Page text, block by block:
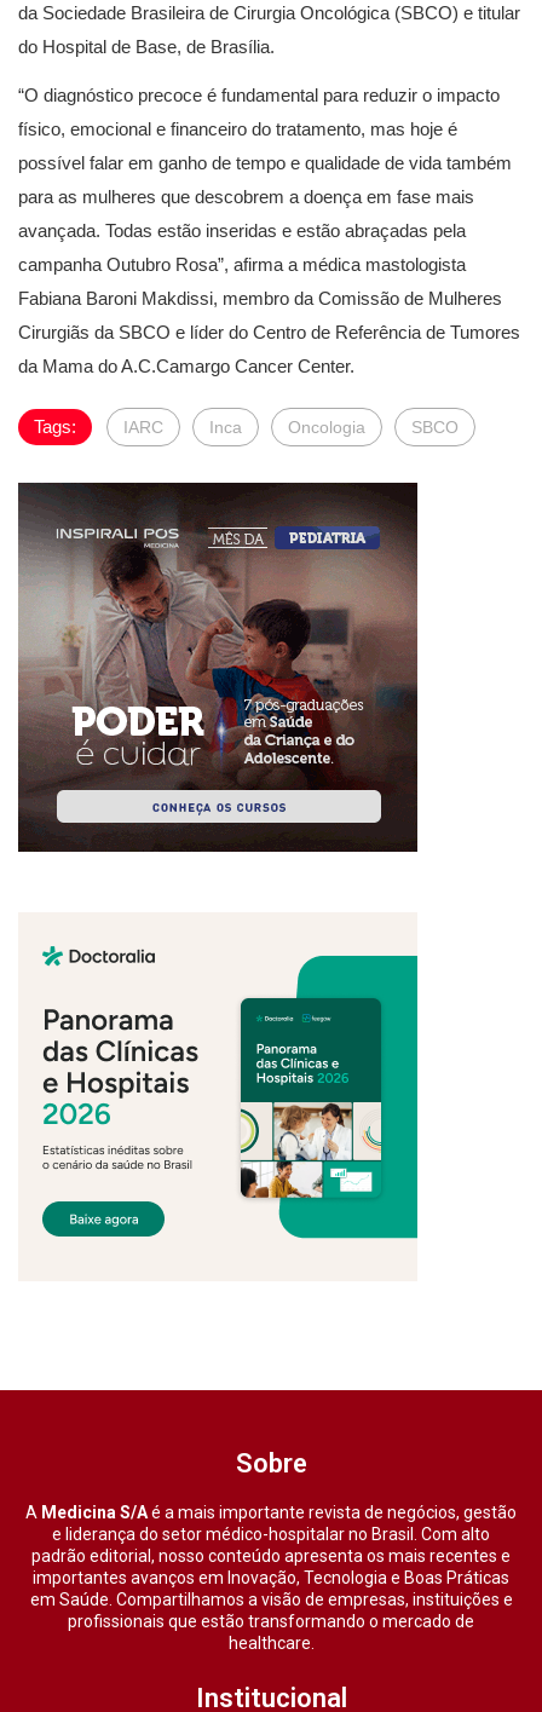
da Sociedade Brasileira de Cirurgia Oncológica (SBCO) e titular
do Hospital de Base, de Brasília.
“O diagnóstico precoce é fundamental para reduzir o impacto
físico, emocional e financeiro do tratamento, mas hoje é
possível falar em ganho de tempo e qualidade de vida também
para as mulheres que descobrem a doença em fase mais
avançada. Todas estão inseridas e estão abraçadas pela
campanha Outubro Rosa”, afirma a médica mastologista
Fabiana Baroni Makdissi, membro da Comissão de Mulheres
Cirurgiãs da SBCO e líder do Centro de Referência de Tumores
da Mama do A.C.Camargo Cancer Center.
Tags: IARC Inca Oncologia SBCO
Sobre
A Medicina S/Aé a mais importante revista de negócios, gestão
e liderança do setor médico-hospitalar no Brasil. Com alto
padrão editorial, nosso conteúdo apresenta os mais recentes e
importantes avanços em Inovação, Tecnologia e Boas Práticas
em Saúde. Compartilhamos a visão de empresas, instituições e
profissionais que estão transformando o mercado de
healthcare.
Institucional